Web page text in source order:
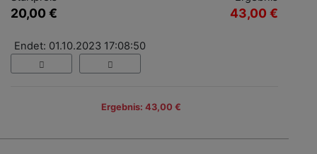
20,00 € 43,00 €
Endet: 01.10.2023 17:08:50
Ergebnis: 43,00 €